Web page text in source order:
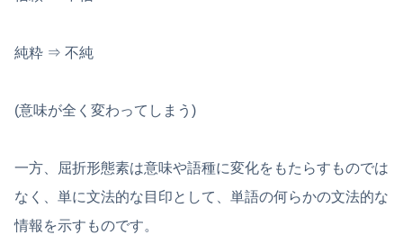
純粋 ⇒ 不純
(意味が全く変わってしまう)
一方、屈折形態素は意味や語種に変化をもたらすものでは
なく、単に文法的な目印として、単語の何らかの文法的な
情報を示すものです。